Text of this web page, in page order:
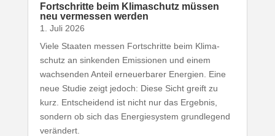
Fort­schritte beim Klima­schutz müssen
neu vermessen werden
1. Juli 2026
Viele Staaten messen Fort­schritte beim Klima­
schutz an sinkenden Emis­sionen und einem
wach­senden Anteil erneu­er­barer Energien. Eine
neue Studie zeigt jedoch: Diese Sicht greift zu
kurz. Entscheidend ist nicht nur das Ergebnis,
sondern ob sich das Ener­gie­system grund­legend
verändert.